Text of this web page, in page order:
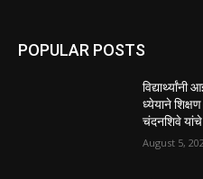
POPULAR POSTS
ध्येयाने
चंदनशिवे यांचे
August 5,